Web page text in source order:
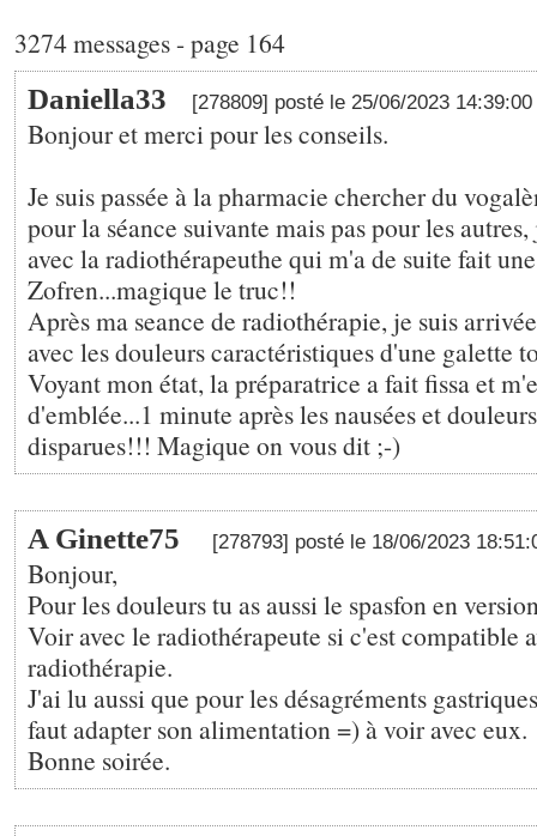
3274 messages - page 164
Daniella33 [278809] posté le 25/06/2023 14:39:00
Bonjour et merci pour les conseils.
Je suis passée à la pharmacie chercher du
pour la séance suivante mais pas pour les
avec la radiothérapeuthe qui m'a de suite fait
Zofren...magique le truc!!
Après ma seance de radiothérapie, je suis
avec les douleurs caractéristiques d'une galette
Voyant mon état, la préparatrice a fait fissa et
d'emblée...1 minute après les nausées et
disparues!!! Magique on vous dit ;-)
A Ginette75 [278793] posté le 18/06/2023
Bonjour,
Pour les douleurs tu as aussi le spasfon en
Voir avec le radiothérapeute si c'est compatible
radiothérapie.
J'ai lu aussi que pour les désagréments
faut adapter son alimentation =) à voir avec eux.
Bonne soirée.